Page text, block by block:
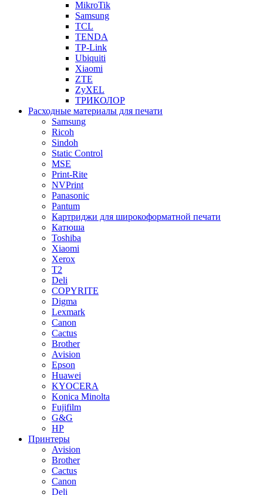
MikroTik
Samsung
TCL
TENDA
TP-Link
Ubiquiti
Xiaomi
ZTE
ZyXEL
ТРИКОЛОР
Расходные материалы для печати
Samsung
Ricoh
Sindoh
Static Control
MSE
Print-Rite
NVPrint
Panasonic
Pantum
Картриджи для широкоформатной печати
Катюша
Toshiba
Xiaomi
Xerox
T2
Deli
COPYRITE
Digma
Lexmark
Canon
Cactus
Brother
Avision
Epson
Huawei
KYOCERA
Konica Minolta
Fujifilm
G&G
HP
Принтеры
Avision
Brother
Cactus
Canon
Deli